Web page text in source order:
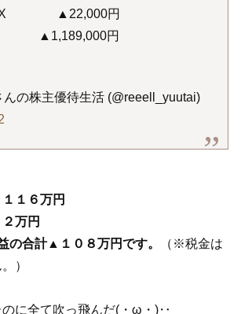
FX ▲22,000円
▲1,189,000円
の株主優待生活 (@reeell_yuutai)
１６万円
万円
の合計▲１０８万円です。
（※税金は
）
のに全て吹っ飛んだ(・ω・)‥